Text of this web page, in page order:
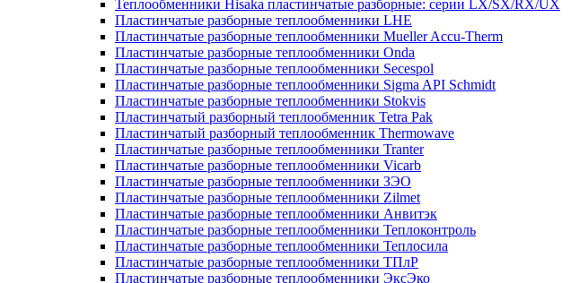
Теплообменники Hisaka пластинчатые разборные: серии LX/SX/RX/UX
Пластинчатые разборные теплообменники LHE
Пластинчатые разборные теплообменники Mueller Accu-Therm
Пластинчатые разборные теплообменники Onda
Пластинчатые разборные теплообменники Secespol
Пластинчатые разборные теплообменники Sigma API Schmidt
Пластинчатые разборные теплообменники Stokvis
Пластинчатый разборный теплообменник Tetra Pak
Пластинчатый разборный теплообменник Thermowave
Пластинчатые разборные теплообменники Tranter
Пластинчатые разборные теплообменники Vicarb
Пластинчатые разборные теплообменники ЗЭО
Пластинчатые разборные теплообменники Zilmet
Пластинчатые разборные теплообменники Анвитэк
Пластинчатые разборные теплообменники Теплоконтроль
Пластинчатые разборные теплообменники Теплосила
Пластинчатые разборные теплообменники ТПлР
Пластинчатые разборные теплообменники ЭксЭко